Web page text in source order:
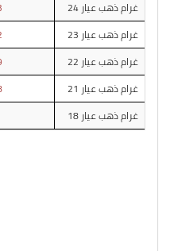
غرام ذهب عيار 24
غرام ذهب عيار 23
غرام ذهب عيار 22
غرام ذهب عيار 21
غرام ذهب عيار 18